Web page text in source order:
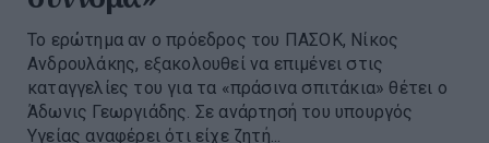
Το ερώτημα αν ο πρόεδρος του ΠΑΣΟΚ, Νίκος
Ανδρουλάκης, εξακολουθεί να επιμένει στις
καταγγελίες του για τα «πράσινα σπιτάκια» θέτει ο
Άδωνις Γεωργιάδης. Σε ανάρτησή του υπουργός
Υγείας αναφέρει ότι είχε ζητή...